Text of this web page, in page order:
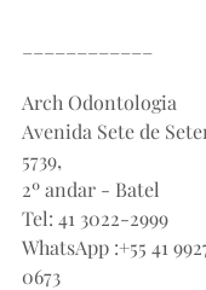
Arch
Avenida Sete de
5739,⠀⠀⠀⠀⠀⠀⠀
2º andar -
Tel: 41 3022-
WhatsApp :+55 41
0673⠀⠀⠀⠀⠀⠀⠀